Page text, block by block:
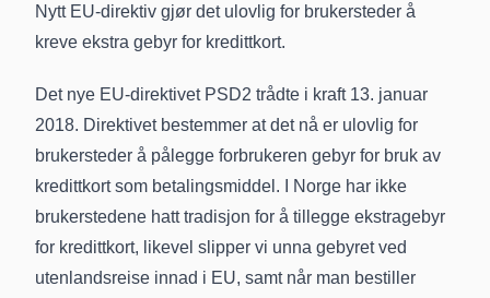
Nytt EU-direktiv gjør det ulovlig for brukersteder å
kreve ekstra gebyr for kredittkort.
Det nye EU-direktivet PSD2 trådte i kraft 13. januar
2018. Direktivet bestemmer at det nå er ulovlig for
brukersteder å pålegge forbrukeren gebyr for bruk av
kredittkort som betalingsmiddel. I Norge har ikke
brukerstedene hatt tradisjon for å tillegge ekstragebyr
for kredittkort, likevel slipper vi unna gebyret ved
utenlandsreise innad i EU, samt når man bestiller